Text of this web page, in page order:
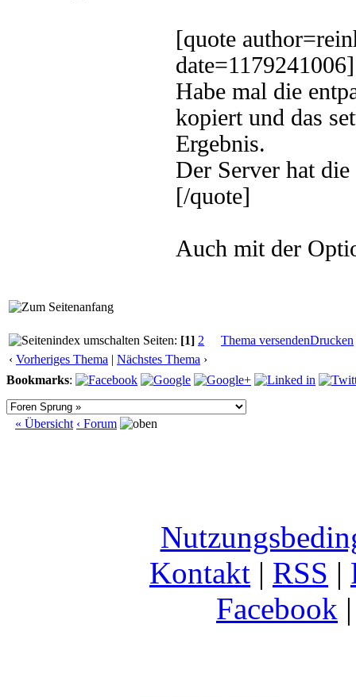
[quote
date=1179241006]
Habe mal die
kopiert und das
Ergebnis.
Der Server hat
[/quote]
Auch mit der
Seiten: [1] 2 Thema versendenDrucken
‹ Vorheriges Thema | Nächstes Thema ›
Bookmarks:
« Übersicht ‹ Forum
Kontakt | RSS |
Facebook